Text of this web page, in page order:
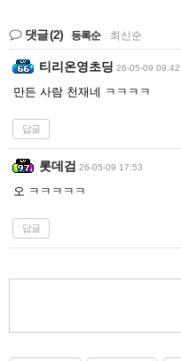
댓글(2) 등록순 최신순
티리온영초딩 26-05-09 09:42
만든 사람 천재네 ㅋㅋㅋㅋ
답글
롯데검 26-05-09 17:53
오 ㅋㅋㅋㅋㅋ
답글